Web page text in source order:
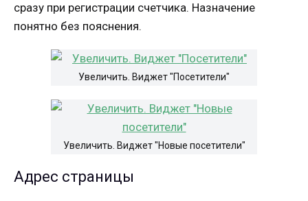
сразу при регистрации счетчика. Назначение
понятно без пояснения.
Увеличить. Виджет "Посетители"
Увеличить. Виджет "Новые посетители"
Адрес страницы